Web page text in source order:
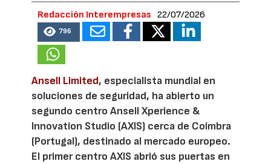
Redacción Interempresas 22/07/2026
796
Ansell Limited, especialista mundial en
soluciones de seguridad, ha abierto un
segundo centro Ansell Xperience &
Innovation Studio (AXIS) cerca de Coímbra
(Portugal), destinado al mercado europeo.
El primer centro AXIS abrió sus puertas en